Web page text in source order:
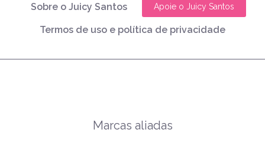
Sobre o Juicy Santos Apoie o Juicy Santos
Termos de uso e política de privacidade
Marcas aliadas